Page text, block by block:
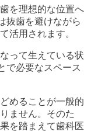
を理想的な位置へ
抜歯を避けながら
活用されます。
って生えている状
で必要なスペース
めることが一般的
ません。そのた
を踏まえて歯科医